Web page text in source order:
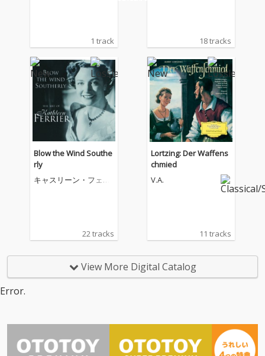
1 track 18 tracks
Blow the Wind Southe
rly
キャスリーン・フェリ
22 tracks
Lortzing: Der Waffens
chmied
V.A.
11 tracks
View More Digital Catalog
Error.